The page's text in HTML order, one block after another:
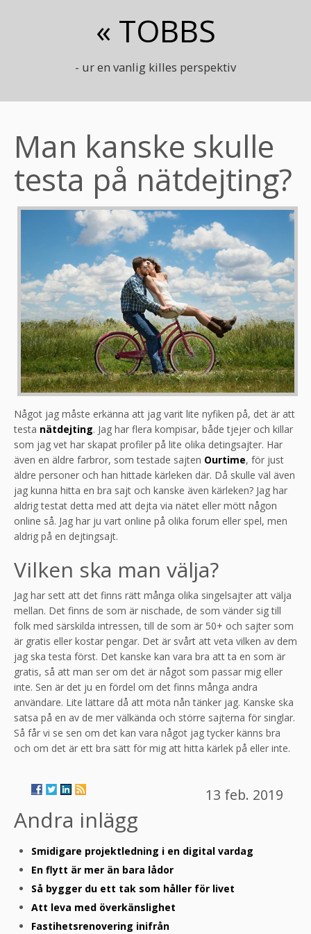
« TOBBS
- ur en vanlig killes perspektiv
Man kanske skulle
testa på nätdejting?
Något jag måste erkänna att jag varit lite nyfiken på, det är att
testa nätdejting. Jag har flera kompisar, både tjejer och killar
som jag vet har skapat profiler på lite olika detingsajter. Har
även en äldre farbror, som testade sajten Ourtime, för just
äldre personer och han hittade kärleken där. Då skulle väl även
jag kunna hitta en bra sajt och kanske även kärleken? Jag har
aldrig testat detta med att dejta via nätet eller mött någon
online så. Jag har ju vart online på olika forum eller spel, men
aldrig på en dejtingsajt.
Vilken ska man välja?
Jag har sett att det finns rätt många olika singelsajter att välja
mellan. Det finns de som är nischade, de som vänder sig till
folk med särskilda intressen, till de som är 50+ och sajter som
är gratis eller kostar pengar. Det är svårt att veta vilken av dem
jag ska testa först. Det kanske kan vara bra att ta en som är
gratis, så att man ser om det är något som passar mig eller
inte. Sen är det ju en fördel om det finns många andra
användare. Lite lättare då att möta nån tänker jag. Kanske ska
satsa på en av de mer välkända och större sajterna för singlar.
Så får vi se sen om det kan vara något jag tycker känns bra
och om det är ett bra sätt för mig att hitta kärlek på eller inte.
13 feb. 2019
Andra inlägg
Smidigare projektledning i en digital vardag
En flytt är mer än bara lådor
Så bygger du ett tak som håller för livet
Att leva med överkänslighet
Fastihetsrenovering inifrån